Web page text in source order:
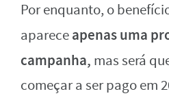
Por enquanto, o
apareceapenas uma
campanha, mas será
começar a ser pago em